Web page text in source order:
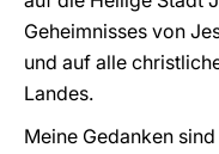
Geheimnisses von
und auf alle
Landes.
Meine Gedanken